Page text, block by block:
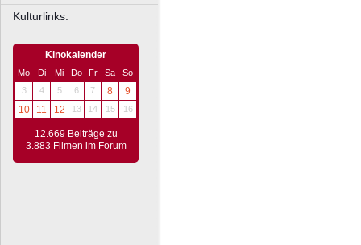
Kulturlinks.
Kinokalender
Mo Di Mi Do Fr Sa
So
3
4 5 6 7 8
9
10
11 12 13 14 15 16
12.669 Beiträge zu
3.883 Filmen im Forum